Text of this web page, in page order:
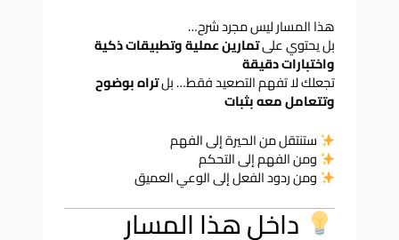
هذا المسار ليس مجرد شرح…
بل يحتوي علىتمارين عملية وتطبيقات ذكية
واختبارات دقيقة
تجعلك لا تفهم التصعيد فقط… بلتراه بوضوح
وتتعامل معه بثبات
ستنتقل من الحيرة إلى الفهم
ومن الفهم إلى التحكم
ومن ردود الفعل إلى الوعي العميق
داخل هذا المسار